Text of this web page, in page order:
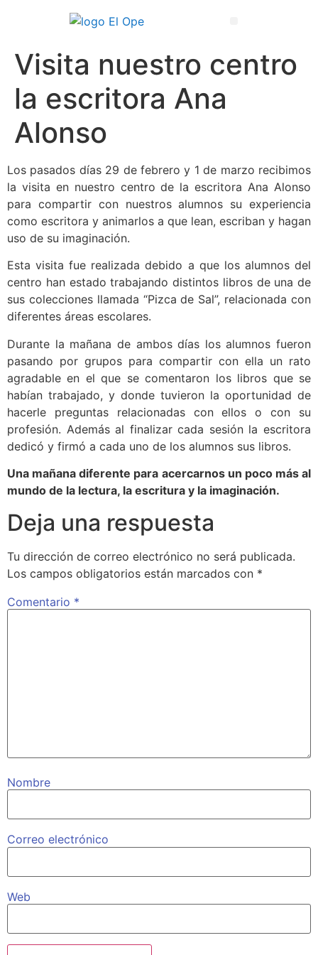
Visita nuestro centro
la escritora Ana
Alonso
Los pasados días 29 de febrero y 1 de marzo recibimos
la visita en nuestro centro de la escritora Ana Alonso
para compartir con nuestros alumnos su experiencia
como escritora y animarlos a que lean, escriban y hagan
uso de su imaginación.
Esta visita fue realizada debido a que los alumnos del
centro han estado trabajando distintos libros de una de
sus colecciones llamada “Pizca de Sal”, relacionada con
diferentes áreas escolares.
Durante la mañana de ambos días los alumnos fueron
pasando por grupos para compartir con ella un rato
agradable en el que se comentaron los libros que se
habían trabajado, y donde tuvieron la oportunidad de
hacerle preguntas relacionadas con ellos o con su
profesión. Además al finalizar cada sesión la escritora
dedicó y firmó a cada uno de los alumnos sus libros.
Una mañana diferente para acercarnos un poco más al
mundo de la lectura, la escritura y la imaginación.
Deja una respuesta
Tu dirección de correo electrónico no será publicada.
Los campos obligatorios están marcados con *
Comentario *
Nombre
Correo electrónico
Web